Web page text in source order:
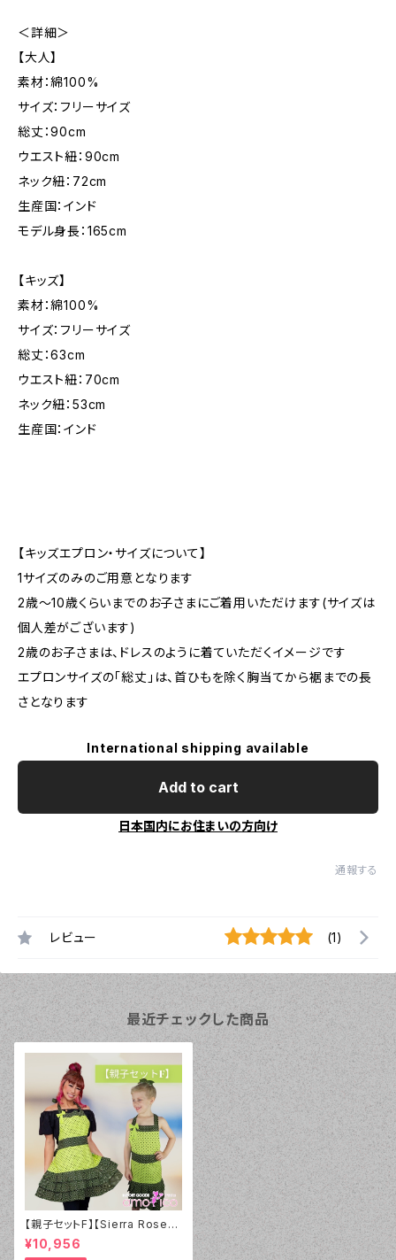
＜詳細＞
【大人】
素材：綿100%
サイズ：フリーサイズ
総丈：90cm
ウエスト紐：90cm
ネック紐：72cm
生産国：インド
モデル身長：165cm
【キッズ】
素材：綿100%
サイズ：フリーサイズ
総丈：63cm
ウエスト紐：70cm
ネック紐：53cm
生産国：インド
【キッズエプロン・サイズについて】
1サイズのみのご用意となります
2歳～10歳くらいまでのお子さまにご着用いただけます(サイズは
個人差がございます)
2歳のお子さまは、ドレスのように着ていただくイメージです
エプロンサイズの「総丈」は、首ひもを除く胸当てから裾までの長
さとなります
International shipping available
Add to cart
日本国内にお住まいの方向け
通報する
レビュー (1)
最近チェックした商品
【親子セットF】【Sierra Rose】
親子エプロン Lulu レトロ ラ
イム&ブラック
¥10,956